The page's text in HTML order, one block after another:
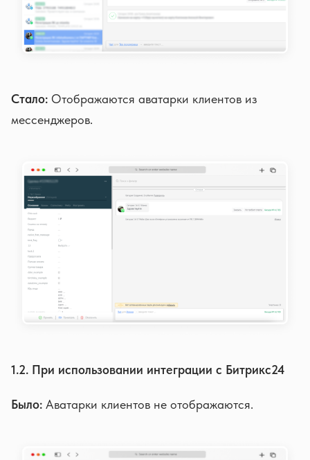
Стало: Отображаются аватарки клиентов из
мессенджеров.
1.2. При использовании интеграции с Битрикс24
Было: Аватарки клиентов не отображаются.